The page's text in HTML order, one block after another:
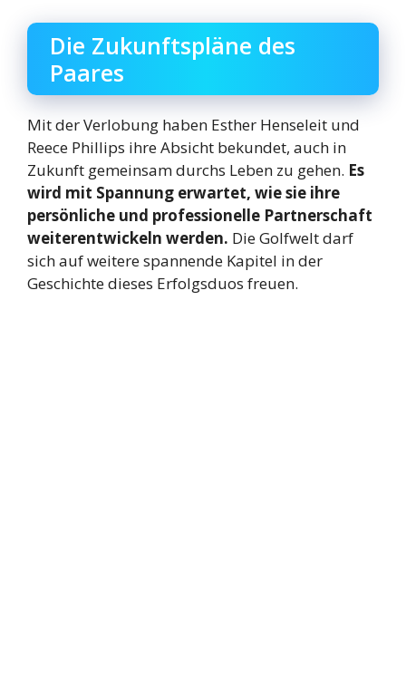
Die Zukunftspläne des
Paares
Mit der Verlobung haben Esther Henseleit und
Reece Phillips ihre Absicht bekundet, auch in
Zukunft gemeinsam durchs Leben zu gehen. Es
wird mit Spannung erwartet, wie sie ihre
persönliche und professionelle Partnerschaft
weiterentwickeln werden. Die Golfwelt darf
sich auf weitere spannende Kapitel in der
Geschichte dieses Erfolgsduos freuen.